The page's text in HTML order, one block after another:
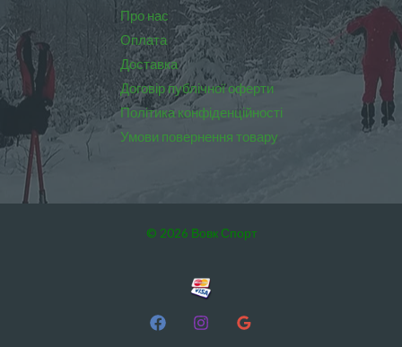
Про нас
Оплата
Доставка
Договір публічної оферти
Політика конфіденційності
Умови повернення товару
© 2026 Вовк Спорт